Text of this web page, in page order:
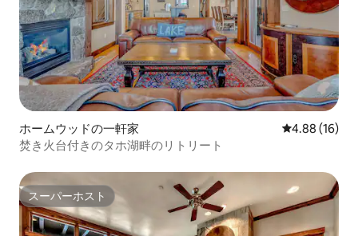
ホームウッドの一軒家 レビュー16
4.88 (16)
焚き火台付きのタホ湖畔のリトリート
スーパーホスト
スーパーホスト